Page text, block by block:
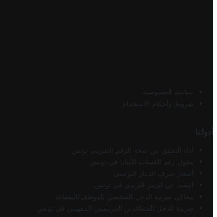
سياسة الخصوصية
شروط وأحكام الاستخدام
أدواتنا
أداة التحقق من صحة الرقم الضريبي تونس
محول رقم الحساب الآيبان في تونس
أسعار صرف الدينار التونسي
البحث عن الرمز البريدي في تونس
محاكي ضريبة الدخل الشخصي للموظف/المتقاعد
ضريبة الدخل للمتقاعدين الفرنسيين المقيمين في تونس